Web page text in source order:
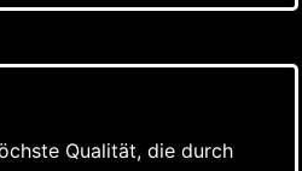
Qualität, die durch